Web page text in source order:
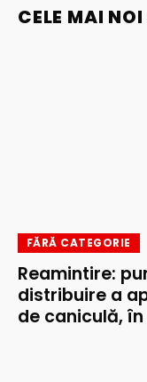
CELE MAI
FĂRĂ CATEGORIE
Reamintire:
distribuire a
de caniculă,